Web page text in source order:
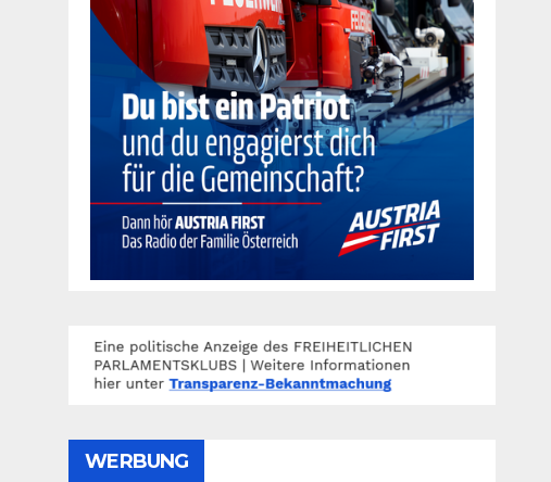
WERBUNG